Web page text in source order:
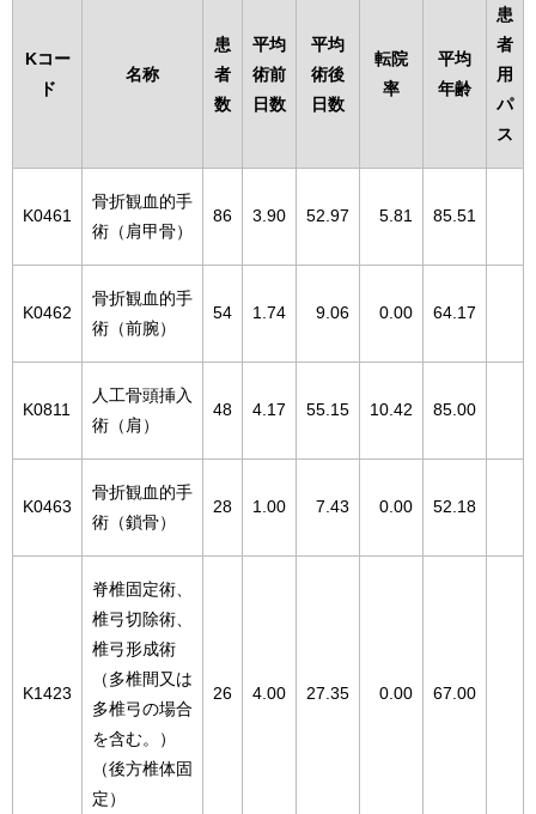
Kコー
ド
名称
患
者
数
平均
術前
日数
平均
術後
日数
転院
率
平均
年齢
患
者
用
パ
ス
K0461
骨折観血的手
術（肩甲骨）
86 3.90 52.97 5.81 85.51
K0462
骨折観血的手
術（前腕）
54 1.74 9.06 0.00 64.17
K0811
人工骨頭挿入
術（肩）
48 4.17 55.15 10.42 85.00
K0463
骨折観血的手
術（鎖骨）
28 1.00 7.43 0.00 52.18
K1423
脊椎固定術、
椎弓切除術、
椎弓形成術
（多椎間又は
多椎弓の場合
を含む。）
（後方椎体固
定）
26 4.00 27.35 0.00 67.00